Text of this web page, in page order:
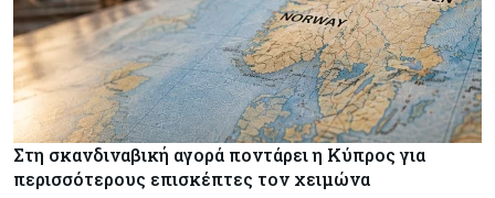
Στη σκανδιναβική αγορά ποντάρει η Κύπρος για
περισσότερους επισκέπτες τον χειμώνα